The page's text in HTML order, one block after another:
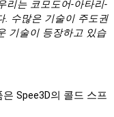
리는 코모도어-아타리-
. 수많은 기술이 주도권
기술이 등장하고 있습
Spee3D의 콜드 스프